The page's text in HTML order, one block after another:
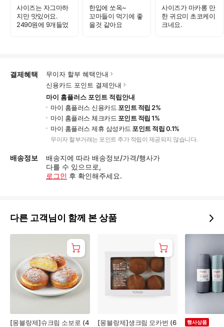
사이즈는 자그마하
지만 맛있어요.
2490원에 9개들었
한입에 쏘옥~
꼬마들이 먹기에 좋
을것 같아요
사이즈가 마카롱 만
한 귀요미 초코케이
크네요.
결제혜택
무이자 할부 혜택안내
신용카드 포인트 결제안내
마이 홈플러스 포인트 적립안내
마이 홈플러스 신용카드 포인트 적립 2%
마이 홈플러스 체크카드 포인트 적립 1%
마이 홈플러스 제휴 삼성카드 포인트 적립 0.1%
무이자 할부거래는 포인트 추가 적립이 제공되지 않습니다.
배송정보
배송지에 따라 배송정보/가격/행사가
다를 수 있으므로,
로그인 후 확인해주세요.
다른 고객님이 함께 본 상품
[몽블랑제]슈크림 소보로 (4
[몽블랑제]생크림 모카번 (6
행사상품